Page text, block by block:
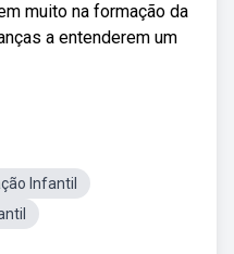
muito na formação da
a entenderem um
Infantil